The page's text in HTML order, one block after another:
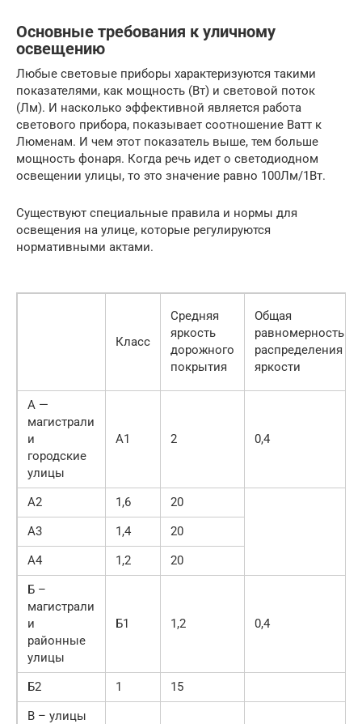
Основные требования к уличному
освещению
Любые световые приборы характеризуются такими
показателями, как мощность (Вт) и световой поток
(Лм). И насколько эффективной является работа
светового прибора, показывает соотношение Ватт к
Люменам. И чем этот показатель выше, тем больше
мощность фонаря. Когда речь идет о светодиодном
освещении улицы, то это значение равно 100Лм/1Вт.
Существуют специальные правила и нормы для
освещения на улице, которые регулируются
нормативными актами.
Класс
Средняя
яркость
дорожного
покрытия
Общая
равномерность
распределения
яркости
А —
магистрали
и
городские
улицы
А1 2 0,4
А2 1,6
20
А3
1,4
20
А4
1,2
20
Б –
магистрали
и
районные
улицы
Б1 1,2 0,4
Б2 1
15
В – улицы